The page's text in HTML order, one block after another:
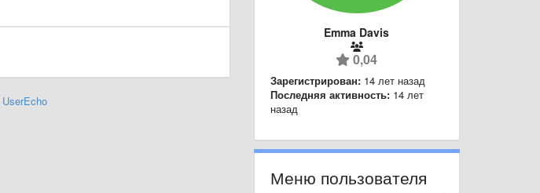
UserEcho
Emma Davis
0,04
Зарегистрирован: 14 лет назад
Последняя активность: 14 лет
назад
Меню пользователя